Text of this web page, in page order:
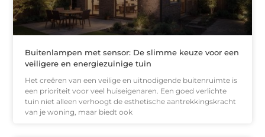
Buitenlampen met sensor: De slimme keuze voor een
veiligere en energiezuinige tuin
Het creëren van een veilige en uitnodigende buitenruimte is
een prioriteit voor veel huiseigenaren. Een goed verlichte
tuin niet alleen verhoogt de esthetische aantrekkingskracht
van je woning, maar biedt ook